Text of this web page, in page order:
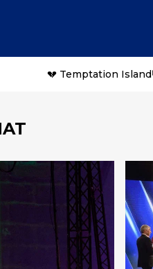
💔 Temptation Island